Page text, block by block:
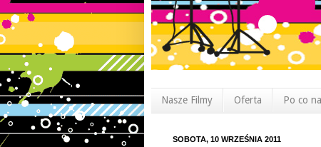
Nasze Filmy Oferta Po co
SOBOTA, 10 WRZEŚNIA 2011